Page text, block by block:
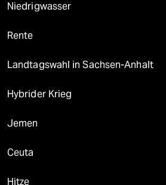
Niedrigwasser
Rente
Landtagswahl in Sachsen-Anhalt
Hybrider Krieg
Jemen
Ceuta
Hitze